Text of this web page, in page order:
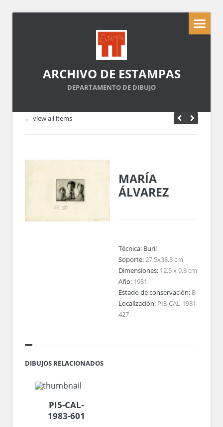
ARCHIVO DE ESTAMPAS
DEPARTAMENTO DE DIBUJO
← view all items
MARÍA
ÁLVAREZ
Técnica: Buril
Soporte:27,5x38,3 cm
Dimensiones: 12,5 x 9,8 cm
Año: 1981
Estado de conservación: B
Localización: PI3-CAL-1981-
427
DIBUJOS RELACIONADOS
PI5-CAL-
1983-601